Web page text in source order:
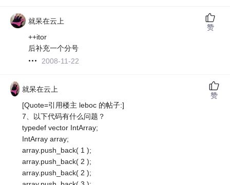
就呆在云上
++itor
后补充一个分号
2008-11-22
赞
就呆在云上
[Quote=引用楼主 leboc 的帖子:]
7、以下代码有什么问题？
typedef vector IntArray;
IntArray array;
array.push_back( 1 );
array.push_back( 2 );
array.push_back( 2 );
赞